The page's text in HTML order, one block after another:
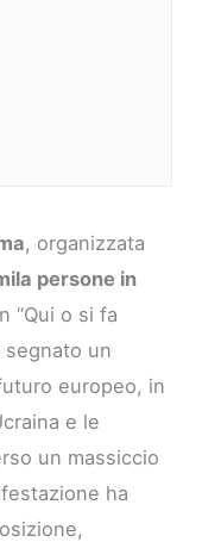
, organizzata
persone in
“Qui o si fa
segnato un
europeo, in
e le
un massiccio
ha